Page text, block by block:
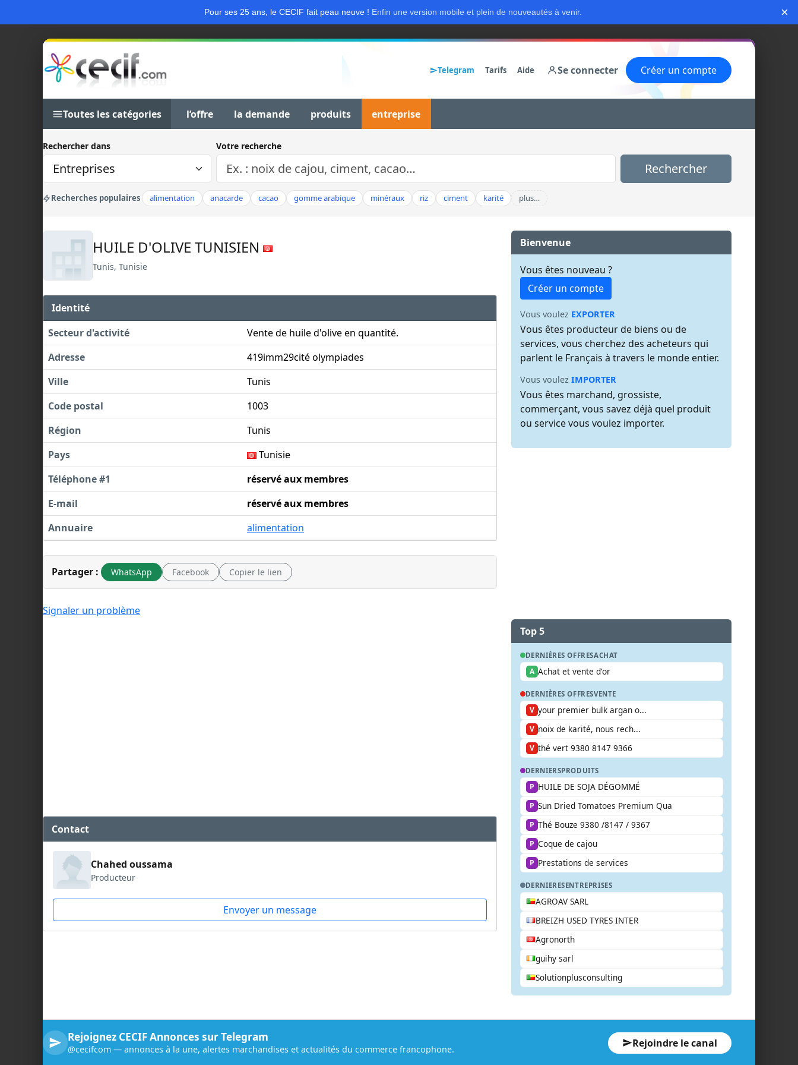
Pour ses 25 ans, le CECIF fait peau neuve ! Enfin une version mobile et plein de nouveautés à venir. ×
Telegram Tarifs Aide Se connecter Créer un compte
Toutes les catégories l’offre la demande produits entreprise
Rechercher dans Votre recherche
Rechercher
Recherches populaires alimentation anacarde cacao gomme arabique minéraux riz ciment karité plus…
HUILE D'OLIVE TUNISIEN
Tunis, Tunisie
Identité
Secteur d'activité
Vente de huile d'olive en quantité.
Adresse
419imm29cité olympiades
Ville
Tunis
Code postal
1003
Région
Tunis
Pays
Tunisie
Téléphone #1
réservé aux membres
E-mail
réservé aux membres
Annuaire
alimentation
Partager : WhatsApp Facebook Copier le lien
Signaler un problème
Contact
Chahed oussama
Producteur
Envoyer un message
Bienvenue
Vous êtes nouveau ?
Créer un compte
Vous voulez EXPORTER
Vous êtes producteur de biens ou de
services, vous cherchez des acheteurs qui
parlent le Français à travers le monde entier.
Vous voulez IMPORTER
Vous êtes marchand, grossiste,
commerçant, vous savez déjà quel produit
ou service vous voulez importer.
Top 5
DERNIÈRES OFFRESACHAT
A Achat et vente d'or
DERNIÈRES OFFRESVENTE
V your premier bulk argan o...
V noix de karité, nous rech...
V thé vert 9380 8147 9366
DERNIERSPRODUITS
P HUILE DE SOJA DÉGOMMÉ
P Sun Dried Tomatoes Premium Qua
P Thé Bouze 9380 /8147 / 9367
P Coque de cajou
P Prestations de services
DERNIERESENTREPRISES
AGROAV SARL
BREIZH USED TYRES INTER
Agronorth
guihy sarl
Solutionplusconsulting
Rejoignez CECIF Annonces sur Telegram
@cecifcom — annonces à la une, alertes marchandises et actualités du commerce francophone. Rejoindre le canal